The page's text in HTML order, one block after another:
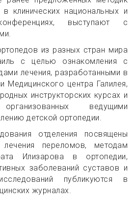
в клинических национальных и
выступают с
из разных стран мира
с целью ознакомления с
лечения, разработанными в
Медицинского центра Галилея,
инструкторских курсах и
ведущими
детской ортопедии.
отделения посвящены
переломов, методам
Илизарова в ортопедии,
заболеваний суставов и
публикуются в
журналах.